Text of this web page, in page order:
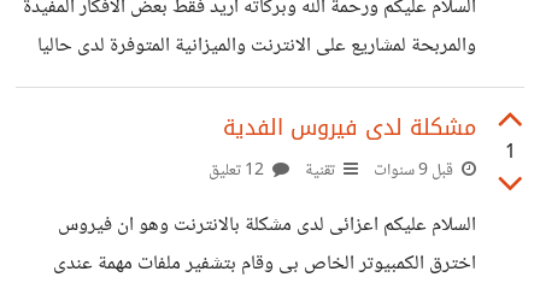
يفصل كثيرا حتى انى استغرقت مدة خمس ساعات لتحميل
صورة واحدة من على الموقع بسبب هذه المشكلة وانا لدى عمل
كثير مطلوب منى ومتعطل بسبب هذه
السلام عليكم ورحمة الله وبركاته أريد فقط بعض الافكار المفيدة
والمربحة لمشاريع على الانترنت والميزانية المتوفرة لدى حاليا
1000$ و يا حبذا لو كانت افكار جديدة أو مستوحاة من فكرة
اجنبية بشكل مختلف وشاكر لكم كثيرا ^_^
1
مشكلة لدى فيروس الفدية
قبل 9 سنوات تقنية
السلام عليكم اعزائى لدى مشكلة بالانترنت وهو ان فيروس
اخترق الكمبيوتر الخاص بى وقام بتشفير ملفات مهمة عندى